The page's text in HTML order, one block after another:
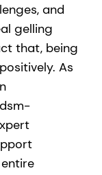
and
gelling
that, being
As